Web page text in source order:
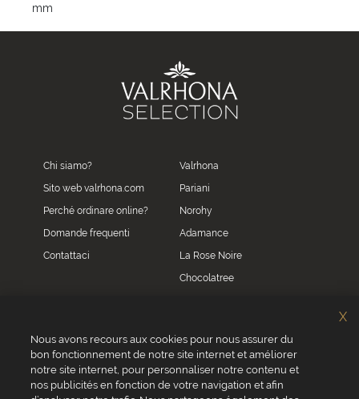
mm
Chi siamo?
Sito web valrhona.com
Perché ordinare online?
Domande frequenti
Contattaci
Valrhona
Pariani
Norohy
Adamance
La Rose Noire
Chocolatree
Servizio clienti
0039 02 82 94 01 46
Nous avons recours aux cookies pour nous assurer du
bon fonctionnement de notre site internet et améliorer
notre site internet, pour personnaliser notre contenu et
nos publicités en fonction de votre navigation et afin
X